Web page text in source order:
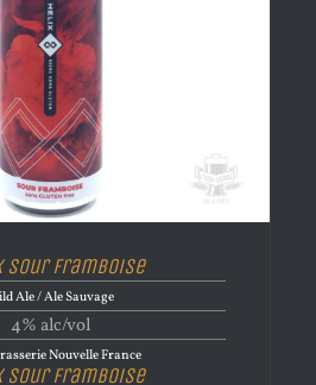
Sour Framboise
Ale / Ale Sauvage
4% alc/vol
Nouvelle France
Sour Framboise